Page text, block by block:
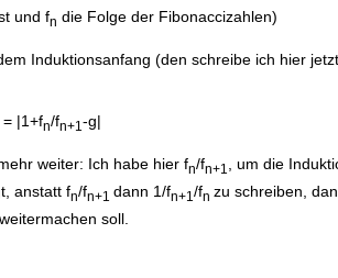
und fn die Folge der Fibonaccizahlen)
Induktionsanfang (den schreibe ich hier
|1+fn/fn+1 -g|
weiter: Ich habe hier fn/fn+1
, um die
anstatt fn/fn+1 dann 1/fn+1 /fn zu schreiben,
soll.